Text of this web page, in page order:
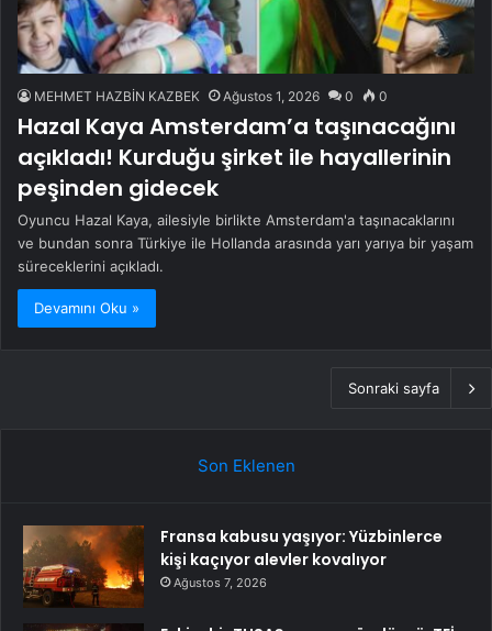
MEHMET HAZBİN KAZBEK Ağustos 1, 2026 0 0
Hazal Kaya Amsterdam’a taşınacağını
açıkladı! Kurduğu şirket ile hayallerinin
peşinden gidecek
Oyuncu Hazal Kaya, ailesiyle birlikte Amsterdam'a taşınacaklarını
ve bundan sonra Türkiye ile Hollanda arasında yarı yarıya bir yaşam
süreceklerini açıkladı.
Devamını Oku »
Sonraki sayfa
Son Eklenen
Fransa kabusu yaşıyor: Yüzbinlerce
kişi kaçıyor alevler kovalıyor
Ağustos 7, 2026